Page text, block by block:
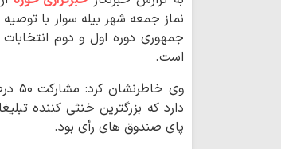
نماز جمعه شهر بیله سوار با
است.
وی
دارد که بزرگترین خنثی کننده
پای صندوق‌ های رأی بود.